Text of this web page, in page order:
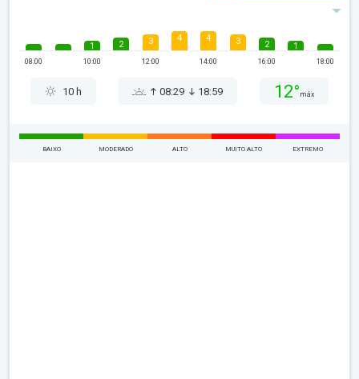
08:00
1
10:00
2 3
12:00
4 4
14:00
3 2
16:00
1
18:00
10 h 08:29 18:59 12° máx
BAIXO MODERADO ALTO MUITO ALTO EXTREMO